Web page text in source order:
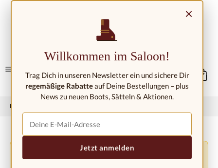
Home
⚠️
Versandänderung aufgrund der EU-Verordnung
PPWR
×
Willkommen im Saloon!
Trag Dich in unseren Newsletter ein und sichere Dir
regemäßige Rabatteauf Deine Bestellungen – plus
News zu neuen Boots, Sätteln & Aktionen.
Jetzt anmelden